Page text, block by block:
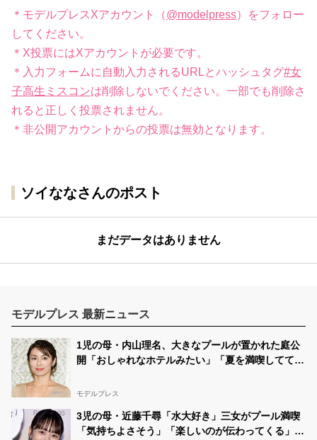
＊モデルプレスXアカウント（@modelpress）をフォロー
してください。
＊X投票にはXアカウントが必要です。
＊入力フォームに自動入力されるURLとハッシュタグ#女
子高生ミスコンは削除しないでください。一部でも削除さ
れると正しく投票されません。
＊非公開アカウントからの投票は無効となります。
ソイななさんのポスト
まだデータはありません
モデルプレス 最新ニュース
1児の母・内山理名、大きなプールが置かれた庭公
開「おしゃれなホテルみたい」「夏を満喫してて素
モデルプレス
3児の母・近藤千尋「水大好き」三女がプール満喫
「気持ちよさそう」「楽しいのが伝わってくる」の